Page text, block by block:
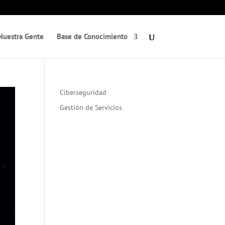
Gente Base de Conocimiento
Ciberseguridad
Gestión de Servicios